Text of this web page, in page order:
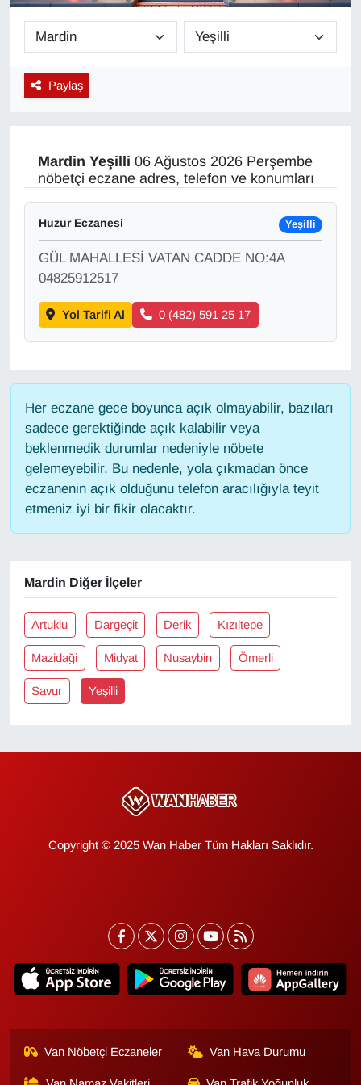
Paylaş
Mardin Yeşilli 06 Ağustos 2026 Perşembe
nöbetçi eczane adres, telefon ve konumları
Huzur Eczanesi Yeşilli
GÜL MAHALLESİ VATAN CADDE NO:4A
04825912517
Yol Tarifi Al 0 (482) 591 25 17
Her eczane gece boyunca açık olmayabilir, bazıları
sadece gerektiğinde açık kalabilir veya
beklenmedik durumlar nedeniyle nöbete
gelemeyebilir. Bu nedenle, yola çıkmadan önce
eczanenin açık olduğunu telefon aracılığıyla teyit
etmeniz iyi bir fikir olacaktır.
Mardin Diğer İlçeler
Artuklu Dargeçit Derik Kızıltepe
Mazidaği Midyat Nusaybin Ömerli
Savur Yeşilli
Copyright © 2025 Wan Haber Tüm Hakları Saklıdır.
Van Nöbetçi Eczaneler Van Hava Durumu
Diğer
DÜNYA
EKONOMİ
Eleman
En çok konuşulanlar
GENEL
Haber
HABERDE İNSAN
Kim Kimdir?
Kültür & Sanat
ONE EKONOMİ
Resmi İlanlar
RÖPORTAJ
Seri İlan